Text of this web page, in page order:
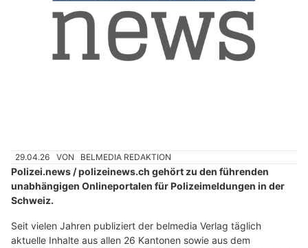
29.04.26 VON BELMEDIA REDAKTION
Polizei.news / polizeinews.ch gehört zu den führenden
unabhängigen Onlineportalen für Polizeimeldungen in der
Schweiz.
Seit vielen Jahren publiziert der belmedia Verlag täglich
aktuelle Inhalte aus allen 26 Kantonen sowie aus dem